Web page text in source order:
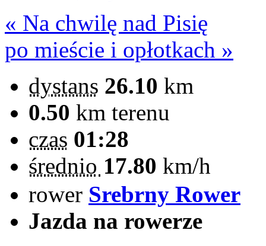
« Na chwilę nad Pisię
po mieście i opłotkach »
dystans 26.10 km
0.50 km terenu
czas 01:28
średnio 17.80 km/h
rower Srebrny Rower
Jazda na rowerze